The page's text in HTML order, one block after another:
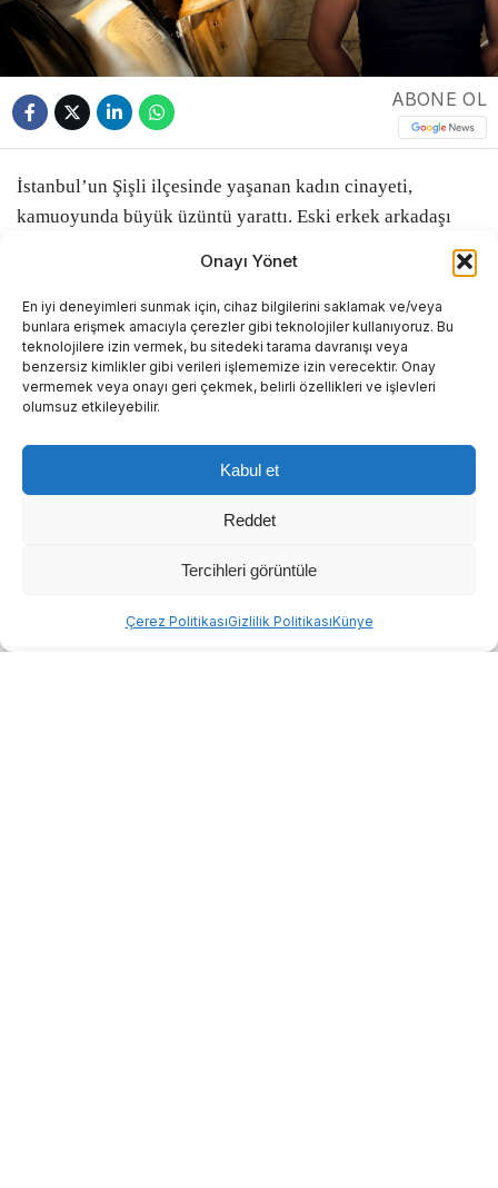
Onayı Yönet
En iyi deneyimleri sunmak için, cihaz bilgilerini saklamak ve/veya
bunlara erişmek amacıyla çerezler gibi teknolojiler kullanıyoruz. Bu
teknolojilere izin vermek, bu sitedeki tarama davranışı veya
benzersiz kimlikler gibi verileri işlememize izin verecektir. Onay
vermemek veya onayı geri çekmek, belirli özellikleri ve işlevleri
olumsuz etkileyebilir.
Kabul et
Reddet
Tercihleri görüntüle
Çerez PolitikasıGizlilik PolitikasıKünye
ABONE OL
İstanbul’un Şişli ilçesinde yaşanan kadın cinayeti,
kamuoyunda büyük üzüntü yarattı. Eski erkek arkadaşı
tarafından silahlı saldırıya uğrayan 26 yaşındaki N.M.Ş.,
kaldırıldığı hastanede doktorların tüm müdahalelerine
rağmen yaşamını yitirdi. Olayın ardından başlatılan
soruşturmada, cinayet şüphelisinin daha önce de benzer
bir suçtan hüküm giydiği ortaya çıktı.
meydana geldi. İddiaya göre sağlık kontrolünün ardından
N.I. ile karşılaştı. Şüphelinin burada silahla ateş açması